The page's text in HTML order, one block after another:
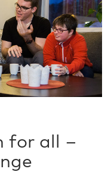
for all –